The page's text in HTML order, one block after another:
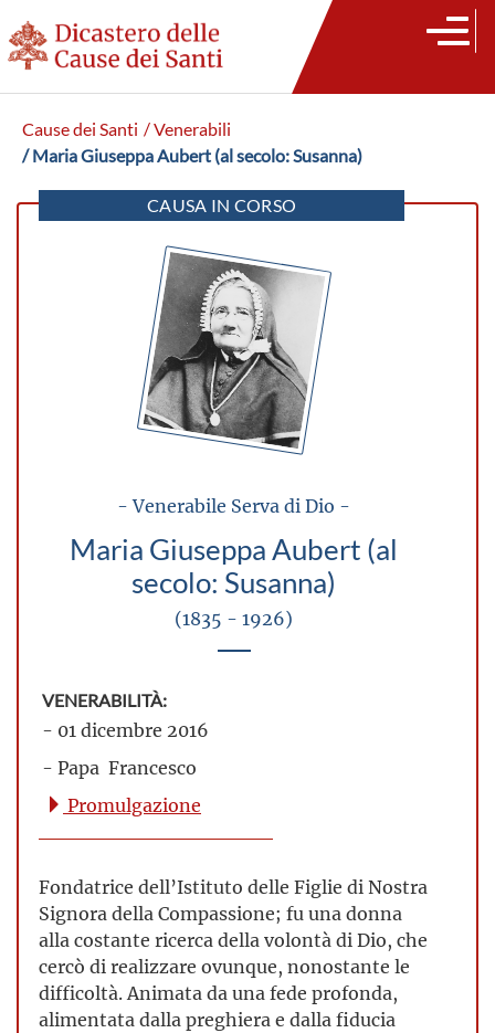
Cause dei Santi / Venerabili
/ Maria Giuseppa Aubert (al secolo: Susanna)
CAUSA IN CORSO
- Venerabile Serva di Dio -
Maria Giuseppa Aubert (al
secolo: Susanna)
(1835 - 1926)
VENERABILITÀ:
- 01 dicembre 2016
- Papa Francesco
Promulgazione
Fondatrice dell’Istituto delle Figlie di Nostra
Signora della Compassione; fu una donna
alla costante ricerca della volontà di Dio, che
cercò di realizzare ovunque, nonostante le
difficoltà. Animata da una fede profonda,
alimentata dalla preghiera e dalla fiducia